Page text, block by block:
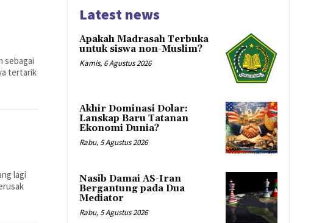
sebagai
tertarik
lagi
Latest news
Apakah Madrasah Terbuka
untuk siswa non-Muslim?
Kamis, 6 Agustus 2026
Akhir Dominasi Dolar:
Lanskap Baru Tatanan
Ekonomi Dunia?
Rabu, 5 Agustus 2026
Nasib Damai AS-Iran
Bergantung pada Dua
Mediator
Rabu, 5 Agustus 2026